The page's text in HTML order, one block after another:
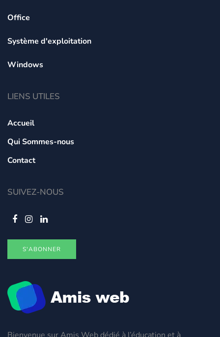
Bienvenue sur Amis Web dédié à l’éducation et à
Office
Système d'exploitation
Windows
LIENS UTILES
Accueil
Qui Sommes-nous
Contact
SUIVEZ-NOUS
S'ABONNER